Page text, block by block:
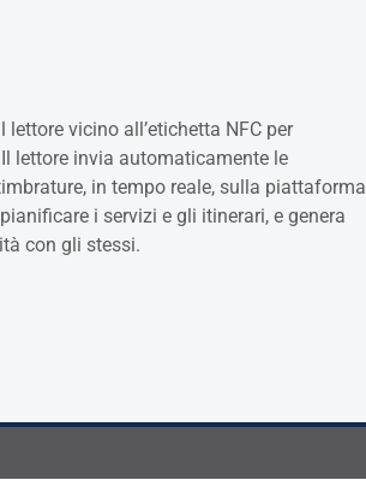
vicino all’etichetta NFC per
lettore invia automaticamente le
in tempo reale, sulla piattaforma
i servizi e gli itinerari, e genera
con gli stessi.